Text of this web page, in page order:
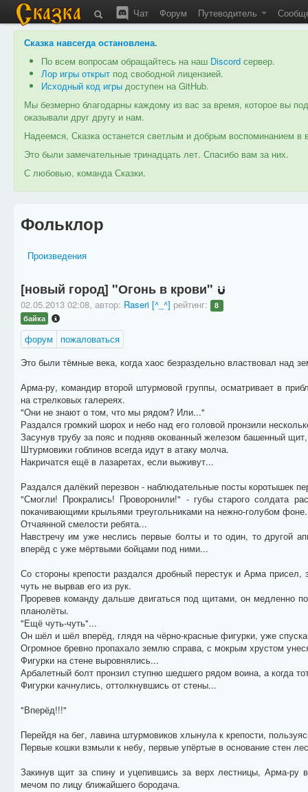
Чат Форум Путеводитель
Сказка навсегда остановлена.
По всем вопросам обращайтесь на наш Discord сервер.
Лор игры открыт под свободной лицензией.
Исходный код игры доступен на GitHub.
Мы безмерно благодарны каждому из вас за время, которое вы
оказывали друг другу и нам.
Надеемся, Сказка останется светлым и добрым воспоминанием
Это были замечательные тринадцать лет. Спасибо вам за них.
С любовью, команда Сказки.
Фольклор
Произведения
[новый город] "Огонь в крови"
02.05.2013 02:08, автор: Raseri [^_^] рейтинг:
8
байка
форум
пожаловаться
Это были тёмные века, когда хаос безраздельно властвовал
Арма-ру, командир второй штурмовой группы, осматривает в
на стрелковых галереях.
"Они не знают о том, что мы рядом? Или..."
Раздался громкий шорох и небо над его головой пронзили
Засунув трубу за пояс и подняв окованный железом башенный
Штурмовики гоблинов всегда идут в атаку молча.
Накричатся ещё в лазаретах, если выживут...
Раздался далёкий перезвон - наблюдательные посты коротышек
"Смогли! Прокрались! Проворонили!" - губы старого солдата
покачивающими крыльями треугольниками на нежно-голубом фоне.
Отчаянной смелости ребята...
Навстречу им уже неслись первые болты и то один, то другой
вперёд с уже мёртвыми бойцами под ними...
Со стороны крепости раздался дробный перестук и Арма
чуть не вырвав его из рук.
Проревев команду дальше двигаться под щитами, он медленно
планолёты.
"Ещё чуть-чуть"...
Он шёл и шёл вперёд, глядя на чёрно-красные фигурки, уже
Огромное бревно пропахало землю справа, с мокрым хрустом
Фигурки на стене выровнялись...
Арбалетный болт пронзил ступню шедшего рядом воина, а когда
Фигурки качнулись, оттолкнувшись от стены...
"Вперёд!!!"
Перейдя на бег, лавина штурмовиков хлынула к крепости,
Первые кошки взмыли к небу, первые упёртые в основание стен
Закинув щит за спину и уцепившись за верх лестницы, Арма-ру
мечом по лицу ближайшего бородача.